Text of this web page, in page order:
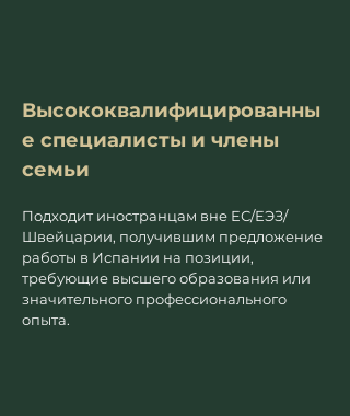
Высококвалифицированны
е специалисты и члены
семьи
Подходит иностранцам вне ЕС/ЕЭЗ/
Швейцарии, получившим предложение
работы в Испании на позиции,
требующие высшего образования или
значительного профессионального
опыта.